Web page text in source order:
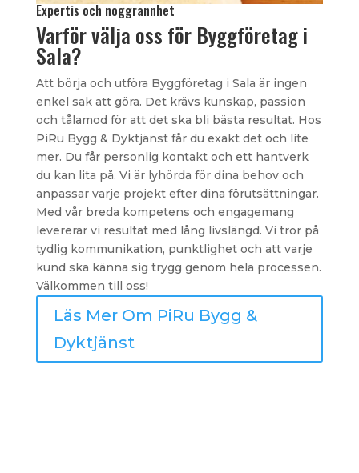
Expertis och noggrannhet
Varför välja oss för Byggföretag i
Sala?
Att börja och utföra Byggföretag i Sala är ingen
enkel sak att göra. Det krävs kunskap, passion
och tålamod för att det ska bli bästa resultat. Hos
PiRu Bygg & Dyktjänst får du exakt det och lite
mer. Du får personlig kontakt och ett hantverk
du kan lita på. Vi är lyhörda för dina behov och
anpassar varje projekt efter dina förutsättningar.
Med vår breda kompetens och engagemang
levererar vi resultat med lång livslängd. Vi tror på
tydlig kommunikation, punktlighet och att varje
kund ska känna sig trygg genom hela processen.
Välkommen till oss!
Läs Mer Om PiRu Bygg &
Dyktjänst